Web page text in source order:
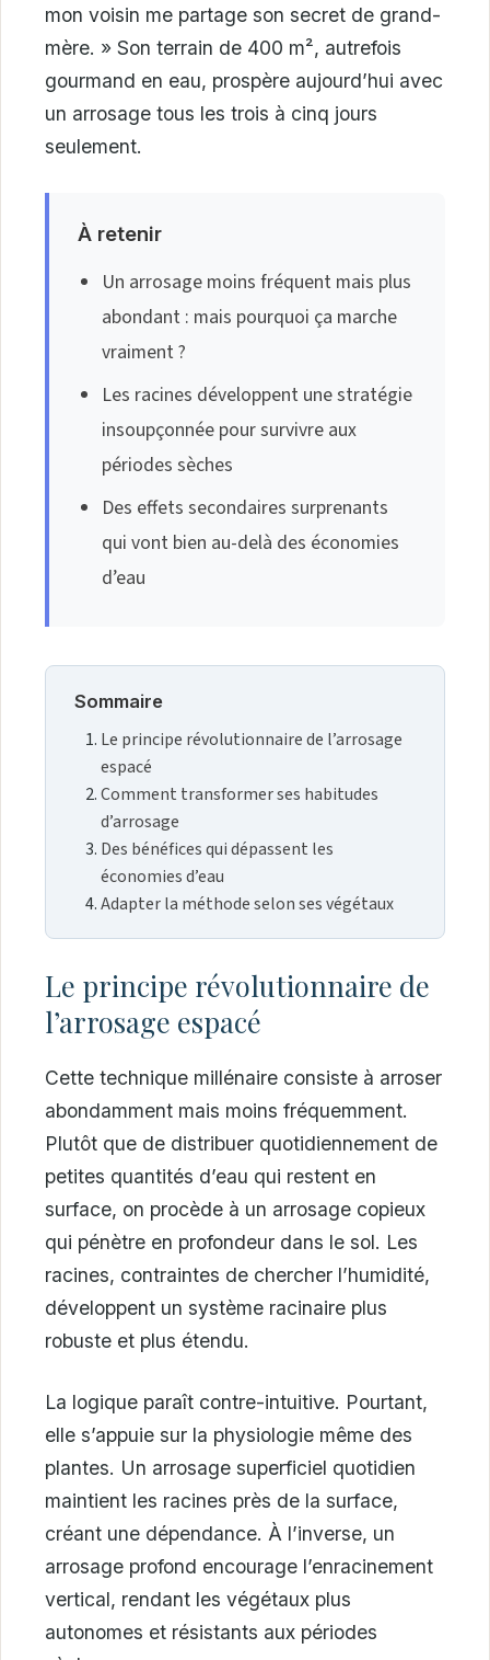
mon voisin me partage son secret de grand-
mère. » Son terrain de 400 m², autrefois
gourmand en eau, prospère aujourd’hui avec
un arrosage tous les trois à cinq jours
seulement.
À retenir
Un arrosage moins fréquent mais plus
abondant : mais pourquoi ça marche
vraiment ?
Les racines développent une stratégie
insoupçonnée pour survivre aux
périodes sèches
Des effets secondaires surprenants
qui vont bien au-delà des économies
d’eau
Sommaire
Le principe révolutionnaire de l’arrosage
espacé
Comment transformer ses habitudes
d’arrosage
Des bénéfices qui dépassent les
économies d’eau
Adapter la méthode selon ses végétaux
Le principe révolutionnaire de
l’arrosage espacé
Cette technique millénaire consiste à arroser
abondamment mais moins fréquemment.
Plutôt que de distribuer quotidiennement de
petites quantités d’eau qui restent en
surface, on procède à un arrosage copieux
qui pénètre en profondeur dans le sol. Les
racines, contraintes de chercher l’humidité,
développent un système racinaire plus
robuste et plus étendu.
La logique paraît contre-intuitive. Pourtant,
elle s’appuie sur la physiologie même des
plantes. Un arrosage superficiel quotidien
maintient les racines près de la surface,
créant une dépendance. À l’inverse, un
arrosage profond encourage l’enracinement
vertical, rendant les végétaux plus
autonomes et résistants aux périodes